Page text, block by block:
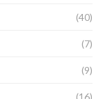
(40)
(7)
(9)
(16)